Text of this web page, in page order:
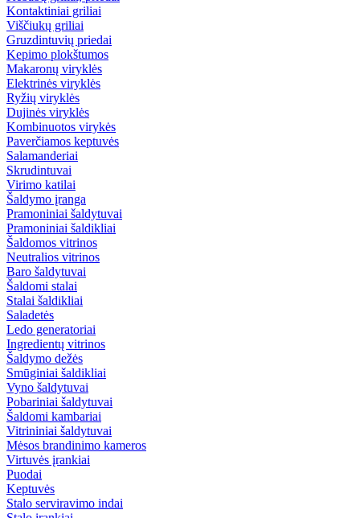
Kontaktiniai griliai
Viščiukų griliai
Gruzdintuvių priedai
Kepimo plokštumos
Makaronų viryklės
Elektrinės viryklės
Ryžių viryklės
Dujinės viryklės
Kombinuotos virykės
Paverčiamos keptuvės
Salamanderiai
Skrudintuvai
Virimo katilai
Šaldymo įranga
Pramoniniai šaldytuvai
Pramoniniai šaldikliai
Šaldomos vitrinos
Neutralios vitrinos
Baro šaldytuvai
Šaldomi stalai
Stalai šaldikliai
Saladetės
Ledo generatoriai
Ingredientų vitrinos
Šaldymo dežės
Smūginiai šaldikliai
Vyno šaldytuvai
Pobariniai šaldytuvai
Šaldomi kambariai
Vitrininiai šaldytuvai
Mėsos brandinimo kameros
Virtuvės įrankiai
Puodai
Keptuvės
Stalo serviravimo indai